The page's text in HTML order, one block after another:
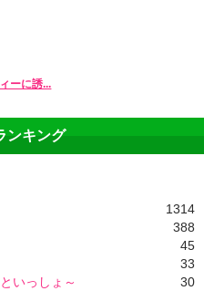
ーに誘...
ンキング
1314
388
45
33
いっしょ～
30